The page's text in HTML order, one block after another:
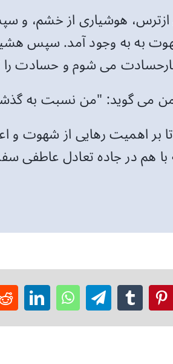
هوشیاری از خشم، و
به به وجود آمد. سپس
می شوم و حسادت را
می گوید: "من نسبت به
تا بر اهمیت رهایی از
با هم در جاده تعادل